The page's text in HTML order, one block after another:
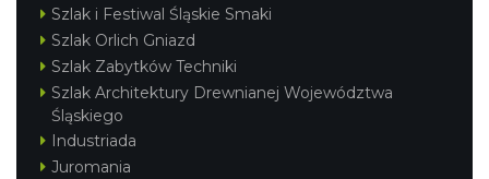
Szlak i Festiwal Śląskie Smaki
Szlak Orlich Gniazd
Szlak Zabytków Techniki
Szlak Architektury Drewnianej Województwa
Śląskiego
Industriada
Juromania